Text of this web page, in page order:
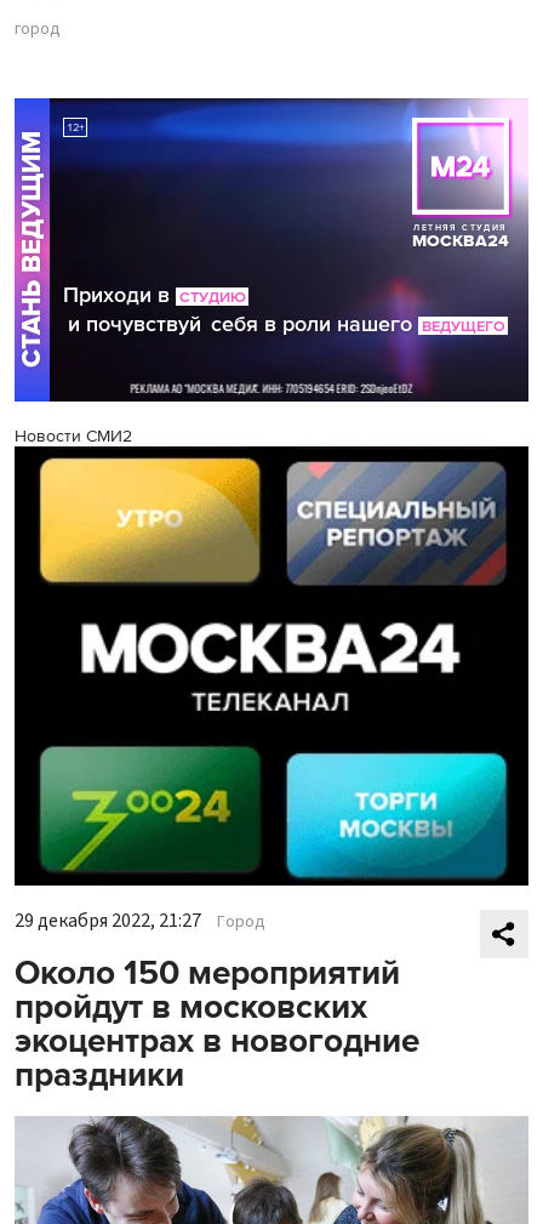
город
Новости СМИ2
29 декабря 2022, 21:27 Город
Около 150 мероприятий
пройдут в московских
экоцентрах в новогодние
праздники